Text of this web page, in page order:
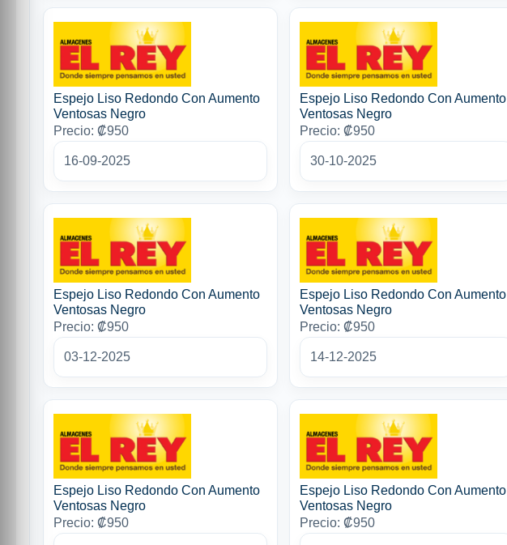
Espejo Liso Redondo Con Aumento
Ventosas Negro
Precio: ₡950
16-09-2025
Espejo Liso Redondo Con Aumento
Ventosas Negro
Precio: ₡950
30-10-2025
Espejo Liso Redondo Con Aumento
Ventosas Negro
Precio: ₡950
03-12-2025
Espejo Liso Redondo Con Aumento
Ventosas Negro
Precio: ₡950
14-12-2025
Espejo Liso Redondo Con Aumento
Ventosas Negro
Precio: ₡950
Espejo Liso Redondo Con Aumento
Ventosas Negro
Precio: ₡950